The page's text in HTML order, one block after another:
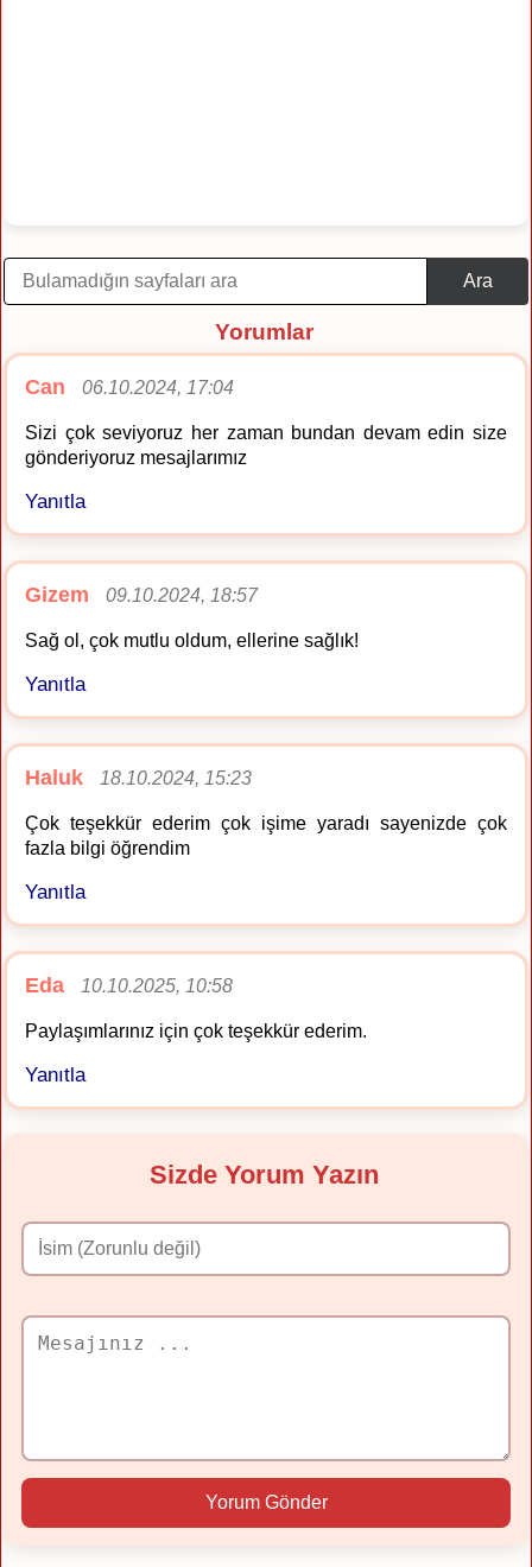
Ara
Yorumlar
Can 06.10.2024, 17:04
Sizi çok seviyoruz her zaman bundan devam edin size
gönderiyoruz mesajlarımız
Yanıtla
Gizem 09.10.2024, 18:57
Sağ ol, çok mutlu oldum, ellerine sağlık!
Yanıtla
Haluk 18.10.2024, 15:23
Çok teşekkür ederim çok işime yaradı sayenizde çok
fazla bilgi öğrendim
Yanıtla
Eda 10.10.2025, 10:58
Paylaşımlarınız için çok teşekkür ederim.
Yanıtla
Sizde Yorum Yazın
Yorum Gönder